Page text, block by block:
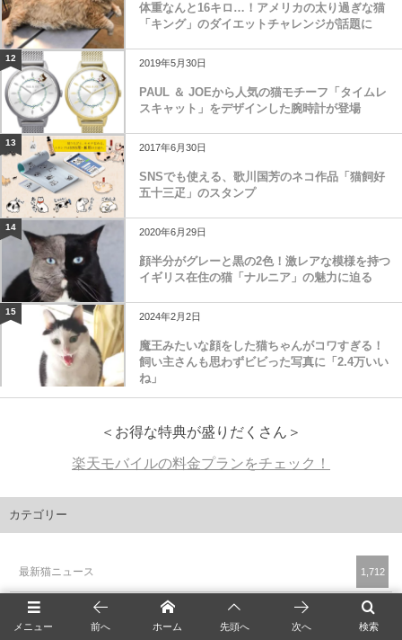
体重なんと16キロ…！アメリカの太り過ぎな猫
「キング」のダイエットチャレンジが話題に
12 2019年5月30日
PAUL ＆ JOEから人気の猫モチーフ「タイムレ
スキャット」をデザインした腕時計が登場
13 2017年6月30日
SNSでも使える、歌川国芳のネコ作品「猫飼好
五十三疋」のスタンプ
14 2020年6月29日
顔半分がグレーと黒の2色！激レアな模様を持つ
イギリス在住の猫「ナルニア」の魅力に迫る
15 2024年2月2日
魔王みたいな顔をした猫ちゃんがコワすぎる！
飼い主さんも思わずビビった写真に「2.4万いい
ね」
＜お得な特典が盛りだくさん＞
楽天モバイルの料金プランをチェック！
カテゴリー
最新猫ニュース 1,712
猫の商品
1,393
メニュー
検索
前へ ホーム 先頭へ 次へ